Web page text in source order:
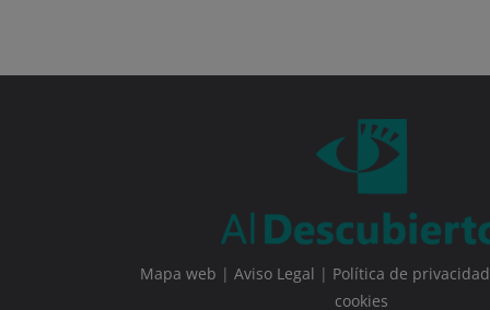
Mapa web | Aviso Legal | Política de privacidad
cookies